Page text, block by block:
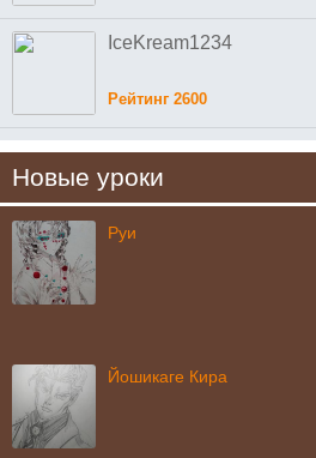
IceKream1234
Рейтинг 2600
Новые уроки
Руи
Йошикаге Кира